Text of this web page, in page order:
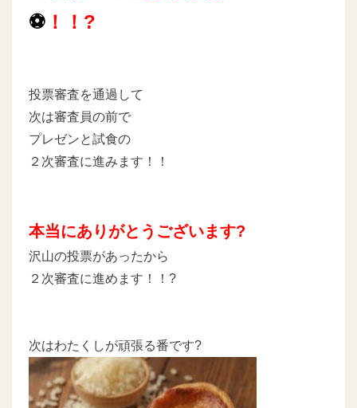
⚽ ！！?
投票審査を通過して
次は審査員の前で
プレゼンと試食の
２次審査に進みます！！
本当にありがとうございます?
沢山の投票があったから
２次審査に進めます！！?
次はわたくしが頑張る番です?